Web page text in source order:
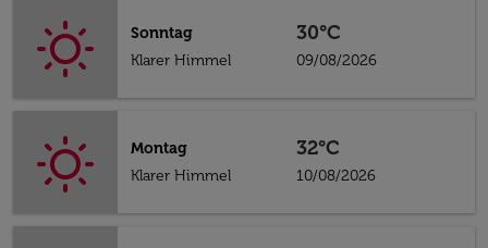
Sonntag
Klarer Himmel
30°C
09/08/2026
Montag
Klarer Himmel
32°C
10/08/2026